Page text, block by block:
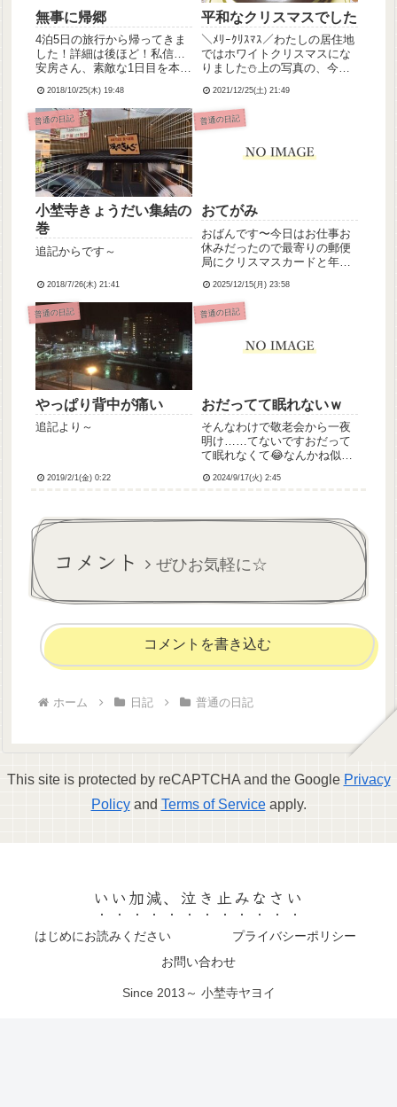
無事に帰郷
4泊5日の旅行から帰ってきま
した！詳細は後ほど！私信…
安房さん、素敵な1日目を本当
2018/10/25(木) 19:48
平和なクリスマスでした
＼ﾒﾘｰｸﾘｽﾏｽ／わたしの居住地
ではホワイトクリスマスにな
りました⛄上の写真の、今年
キはこーじーこーなーでし
た。チキンも食べたんですけ
ど、今年はいつも行くショッ
が入ったので、クリスマス
2021/12/25(土) 21:49
普通の日記
小埜寺きょうだい集結の
巻
追記からです～
2018/7/26(木) 21:41
普通の日記
おてがみ
おばんです〜今日はお仕事お
休みだったので最寄りの郵便
局にクリスマスカードと年賀
すが、年金支給日だからか駐
車場いっぱいで停められず、
若干駐車場広めの本局まで行
ぼ埋まってたけど空き見つけ
2025/12/15(月) 23:58
普通の日記
やっぱり背中が痛い
追記より～
2019/2/1(金) 0:22
普通の日記
おだってて眠れないｗ
そんなわけで敬老会から一夜
明け……てないですおだって
て眠れなくて😂なんかね似顔
おほめの言葉をいただけまし
テンションが上がっちゃって
な、全然...
2024/9/17(火) 2:45
コメント ぜひお気軽に☆
コメントを書き込む
ホーム 日記 普通の日記
This site is protected by reCAPTCHA and the Google Privacy
Policyand Terms of Serviceapply.
いい加減、泣き止みなさい
はじめにお読みください
プライバシーポリシー
お問い合わせ
Since 2013～ 小埜寺ヤヨイ